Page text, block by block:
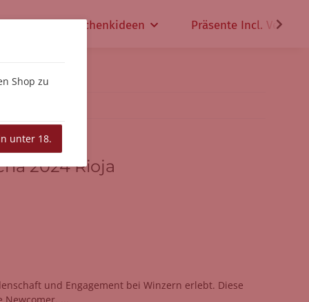
Geschenkideen Präsente Incl. Versand
2024 Rioja
und Engagement bei Winzern erlebt. Diese
Shop zu
unter 18.